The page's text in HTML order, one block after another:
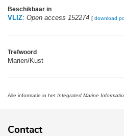
Beschikbaar in
VLIZ: Open access 152274 [ download
Trefwoord
Marien/Kust
Alle informatie in het Integrated Marine
Contact